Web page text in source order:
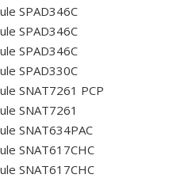
SPAD346C
SPAD346C
SPAD346C
SPAD330C
SNAT7261 PCP
SNAT7261
SNAT634PAC
SNAT617CHC
SNAT617CHC